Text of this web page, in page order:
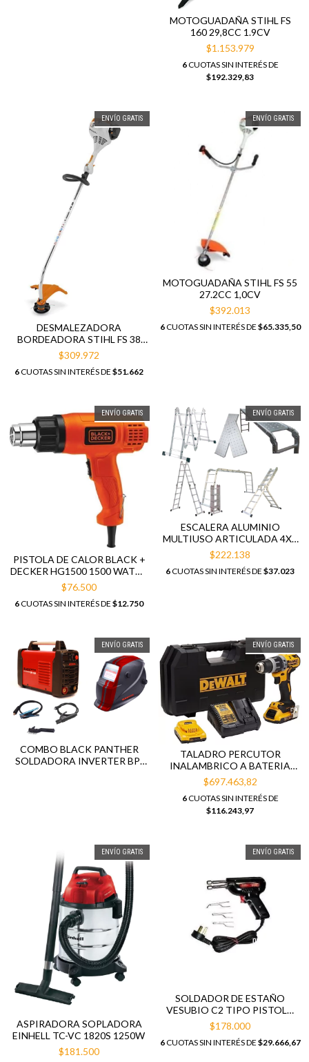
MOTOGUADAÑA STIHL FS
160 29,8CC 1.9CV
$1.153.979
6CUOTAS SIN INTERÉS DE
$192.329,83
ENVÍO GRATIS
DESMALEZADORA
BORDEADORA STIHL FS 38
27.2CC 0,9CV
$309.972
6CUOTAS SIN INTERÉS DE $51.662
ENVÍO GRATIS
MOTOGUADAÑA STIHL FS 55
27.2CC 1,0CV
$392.013
6CUOTAS SIN INTERÉS DE $65.335,50
ENVÍO GRATIS
PISTOLA DE CALOR BLACK +
DECKER HG1500 1500 WATTS
540°C
$76.500
6CUOTAS SIN INTERÉS DE $12.750
ENVÍO GRATIS
ESCALERA ALUMINIO
MULTIUSO ARTICULADA 4X4
CON PLATAFORMA
$222.138
6CUOTAS SIN INTERÉS DE $37.023
ENVÍO GRATIS
COMBO BLACK PANTHER
SOLDADORA INVERTER BP-
ENVÍO GRATIS
TALADRO PERCUTOR
INALAMBRICO A BATERIA
DEWALT DCD796D2 20V CON
2 BATERIAS
$697.463,82
6CUOTAS SIN INTERÉS DE
$116.243,97
ENVÍO GRATIS
ASPIRADORA SOPLADORA
EINHELL TC-VC 1820S 1250W
$181.500
ENVÍO GRATIS
SOLDADOR DE ESTAÑO
VESUBIO C2 TIPO PISTOLA
100W
$178.000
6CUOTAS SIN INTERÉS DE $29.666,67